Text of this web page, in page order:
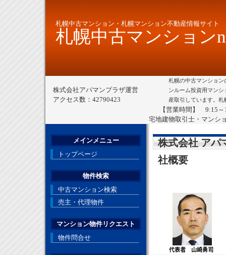
札幌中古マンション・札幌マンション不動産情報サイト
札幌中古マンション
株式会社アパマンプラザ運営
アクセス数：42790423
札幌の中古マンショ
ンルーム投資用マン
産取引しています。
【営業時間】 9:15
宅地建物取引士・マンシ
株式会社 アパ
社概要
メインメニュー
トップページ
物件検索
中古マンション検索
売主・代理物件
マンション物件リクエスト
物件問合せ